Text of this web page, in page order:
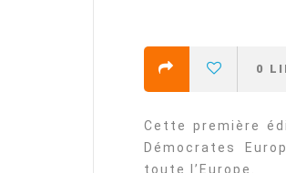
0
Cette première
Démocrates
toute l’Europe.
YDE
and
SECGEN